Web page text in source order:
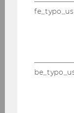
News für